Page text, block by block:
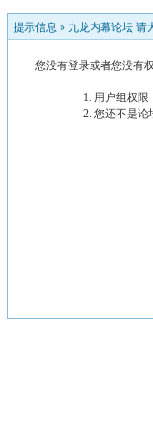
提示信息 » 九龙内幕论坛 请
您没有登录或者您没有
用户组权限
您还不是论